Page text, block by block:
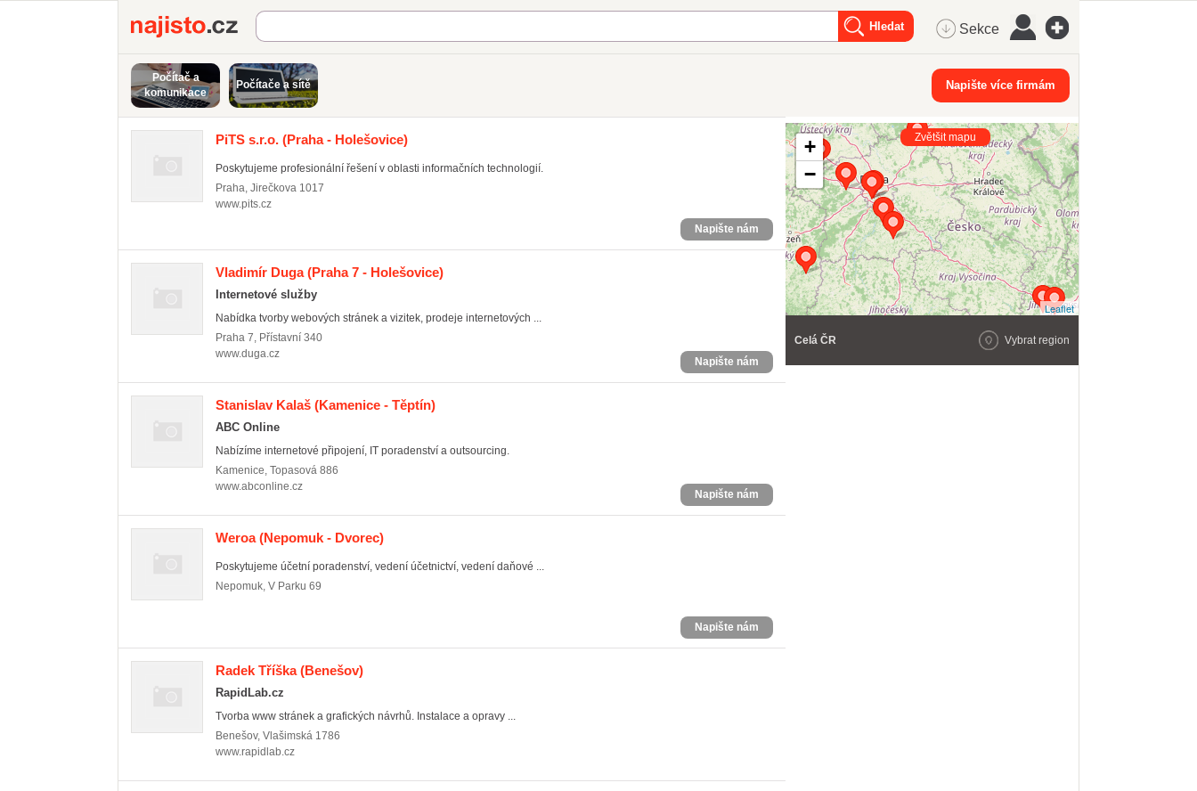
Najisto.cz Sekce
Počítač a
komunikace
Počítače a sítě Napište více firmám
PiTS s.r.o. (Praha - Holešovice)
Poskytujeme profesionální řešení v oblasti informačních technologií.
Praha, Jirečkova 1017
www.pits.cz
Napište nám
Vladimír Duga(Praha 7 - Holešovice)
Internetové služby
Nabídka tvorby webových stránek a vizitek, prodeje internetových ...
Praha 7, Přístavní 340
www.duga.cz
Napište nám
Stanislav Kalaš (Kamenice - Těptín)
ABC Online
Nabízíme internetové připojení, IT poradenství a outsourcing.
Kamenice, Topasová 886
www.abconline.cz
Napište nám
Weroa(Nepomuk - Dvorec)
Poskytujeme účetní poradenství, vedení účetnictví, vedení daňové ...
Nepomuk, V Parku 69
Napište nám
Radek Tříška(Benešov)
RapidLab.cz
Tvorba www stránek a grafických návrhů. Instalace a opravy ...
Benešov, Vlašimská 1786
www.rapidlab.cz
+
−
Leaflet
Zvětšit mapu
Celá ČR Vybrat region